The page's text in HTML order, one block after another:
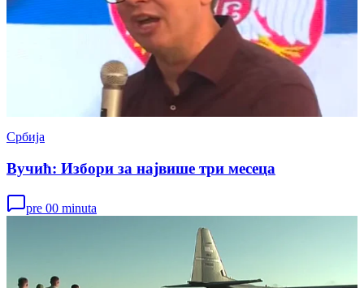
Србија
Вучић: Избори за највише три месеца
pre 00 minuta